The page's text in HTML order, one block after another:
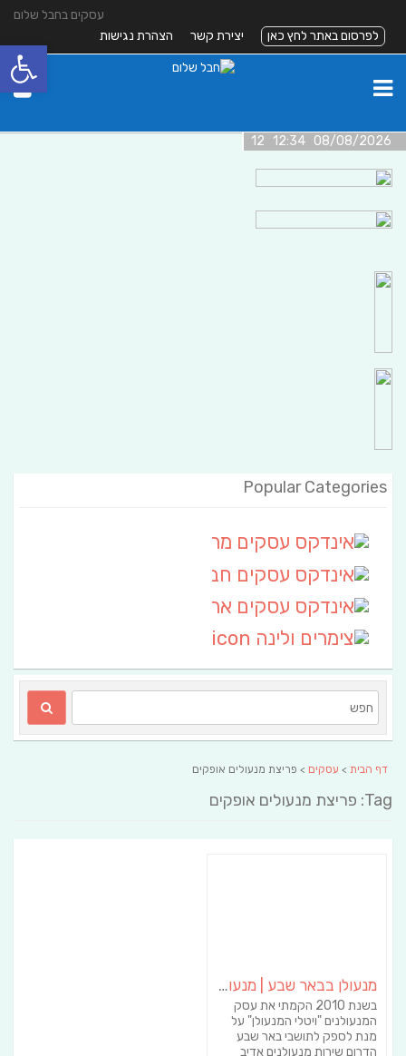
עסקים בחבל שלום
לפרסום באתר לחץ כאן
יצירת קשר הצהרת נגישות
08/08/2026 12:34 12
Popular Categories
דף הבית > עסקים > פריצת מנעולים אופקים
Tag: פריצת מנעולים אופקים
מנעולן בבאר שבע | מנעולן באופקים | ויטלי המנעולן
בשנת 2010 הקמתי את עסק
המנעולנים "ויטלי המנעולן" על
מנת לספק לתושבי באר שבע
הדרום שירות מנעולנים אדיב
פתח